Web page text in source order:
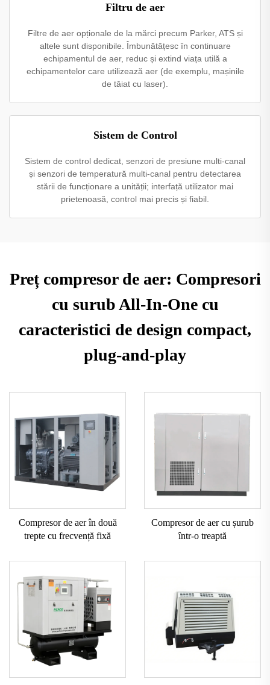
Filtru de aer
Filtre de aer opționale de la mărci precum Parker, ATS și
altele sunt disponibile. Îmbunătățesc în continuare
echipamentul de aer, reduc și extind viața utilă a
echipamentelor care utilizează aer (de exemplu, mașinile
de tăiat cu laser).
Sistem de Control
Sistem de control dedicat, senzori de presiune multi-canal
și senzori de temperatură multi-canal pentru detectarea
stării de funcționare a unității; interfață utilizator mai
prietenoasă, control mai precis și fiabil.
Preț compresor de aer: Compresori
cu surub All-In-One cu
caracteristici de design compact,
plug-and-play
Compresor de aer în două
trepte cu frecvență fixă
Compresor de aer cu șurub
într-o treaptă